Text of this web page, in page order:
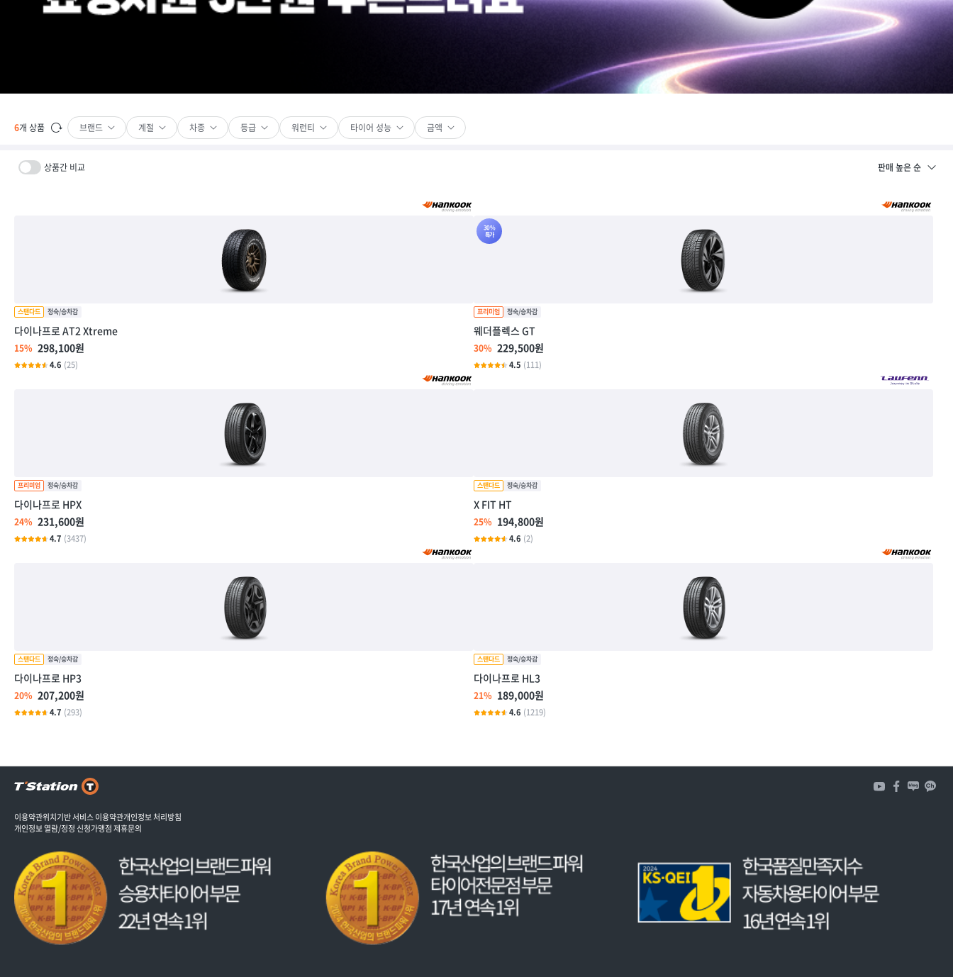
6개 상품 브랜드 계절 차종 등급 워런티 타이어 성능 금액
상품간 비교
다이나프로 AT2 Xtreme
15% 298,100원
4.6 (25)
30%
특가
웨더플렉스 GT
30% 229,500원
4.5 (111)
다이나프로 HPX
24% 231,600원
4.7 (3437)
X FIT HT
25% 194,800원
4.6 (2)
다이나프로 HP3
20% 207,200원
4.7 (293)
다이나프로 HL3
21% 189,000원
4.6 (1219)
이용약관위치기반 서비스 이용약관개인정보 처리방침
개인정보 열람/정정 신청가맹점 제휴문의